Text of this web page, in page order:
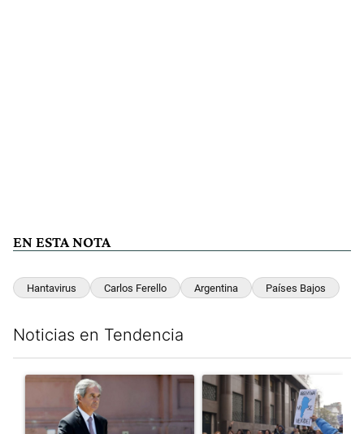
EN ESTA NOTA
Hantavirus Carlos Ferello Argentina Países Bajos
Noticias en Tendencia
Un artículo de tendencia con el título "Las inconsistencias de
Un artículo de tendencia con